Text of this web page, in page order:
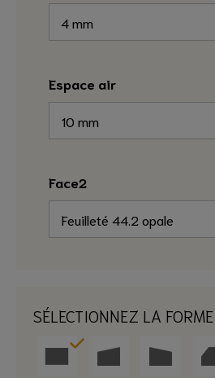
Espace air
Face2
SÉLECTIONNEZ LA